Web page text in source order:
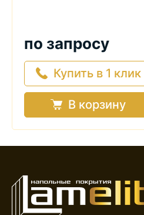
по запросу
Купить в 1 клик
В корзину